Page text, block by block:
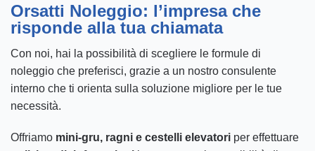
Orsatti Noleggio: l’impresa che
risponde alla tua chiamata
Con noi, hai la possibilità di scegliere le formule di
noleggio che preferisci, grazie a un nostro consulente
interno che ti orienta sulla soluzione migliore per le tue
necessità.
Offriamo mini-gru, ragni e cestelli elevatori per effettuare